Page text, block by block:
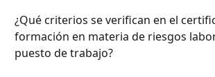
¿Qué criterios se verifican en el
formación en materia de riesgos
puesto de trabajo?